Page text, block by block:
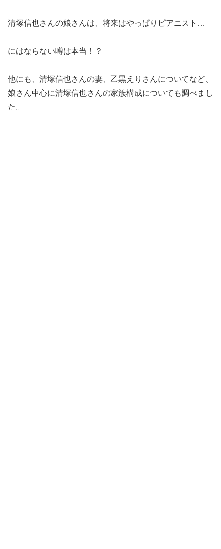
清塚信也さんの娘さんは、将来はやっぱりピアニスト…
にはならない噂は本当！？
他にも、清塚信也さんの妻、乙黒えりさんについてなど、
娘さん中心に清塚信也さんの家族構成についても調べまし
た。